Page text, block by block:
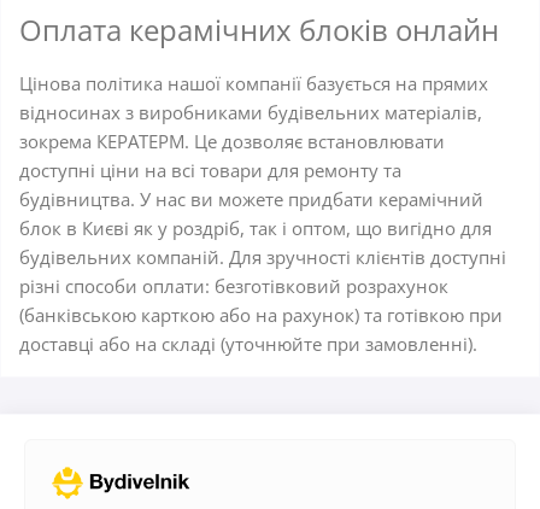
Оплата керамічних блоків онлайн
Цінова політика нашої компанії базується на прямих
відносинах з виробниками будівельних матеріалів,
зокрема КЕРАТЕРМ. Це дозволяє встановлювати
доступні ціни на всі товари для ремонту та
будівництва. У нас ви можете придбати керамічний
блок в Києві як у роздріб, так і оптом, що вигідно для
будівельних компаній. Для зручності клієнтів доступні
різні способи оплати: безготівковий розрахунок
(банківською карткою або на рахунок) та готівкою при
доставці або на складі (уточнюйте при замовленні).